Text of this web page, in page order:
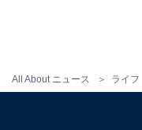
All About ニュース ライフ